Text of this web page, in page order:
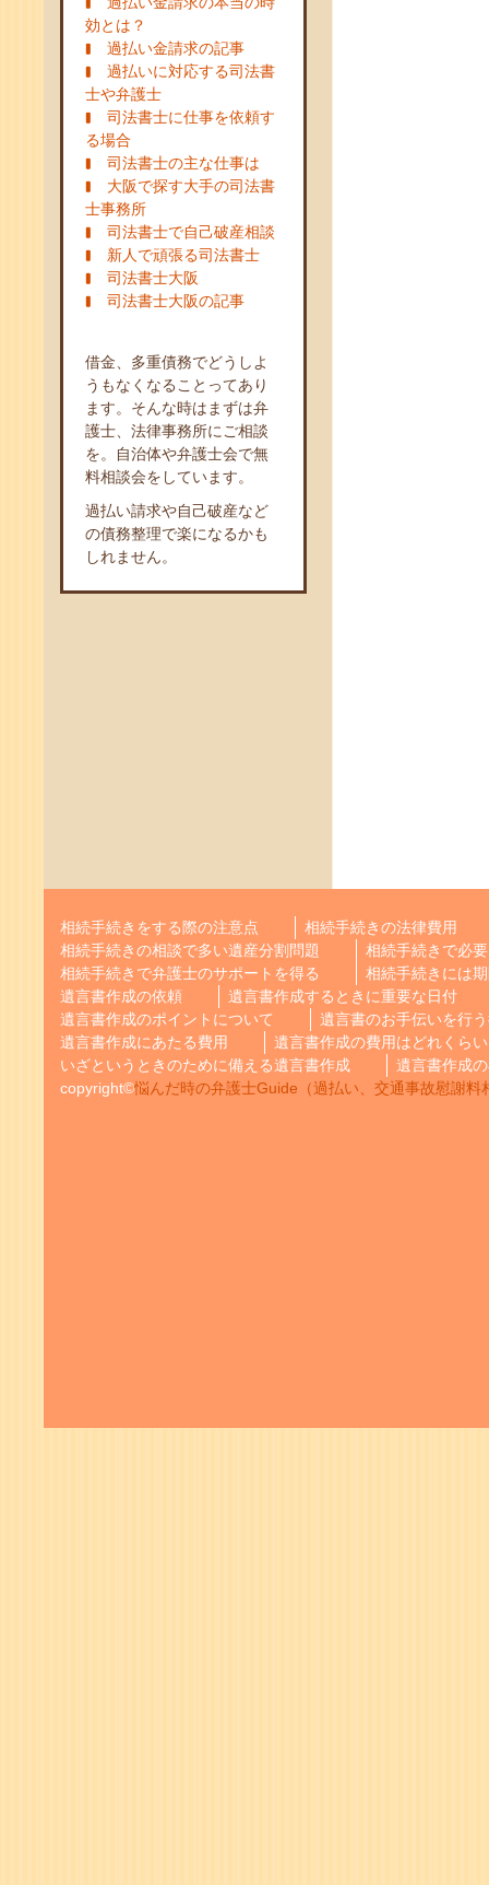
効とは？
過払い金請求の記事
過払いに対応する司法書
士や弁護士
司法書士に仕事を依頼す
る場合
司法書士の主な仕事は
大阪で探す大手の司法書
士事務所
司法書士で自己破産相談
新人で頑張る司法書士
司法書士大阪
司法書士大阪の記事
借金、多重債務でどうしよ
うもなくなることってあり
ます。そんな時はまずは弁
護士、法律事務所にご相談
を。自治体や弁護士会で無
料相談会をしています。
過払い請求や自己破産など
の債務整理で楽になるかも
しれません。
相続手続きをする際の注意点
相続手続きの法律費用
相続手続きの相談で多い遺産分割問題
相続手続きで必
相続手続きで弁護士のサポートを得る
相続手続きには
遺言書作成の依頼
遺言書作成するときに重要な日付
遺言書作成のポイントについて
遺言書のお手伝いを行
遺言書作成にあたる費用
遺言書作成の費用はどれくら
いざというときのために備える遺言書作成
遺言書作成
copyright©悩んだ時の弁護士Guide（過払い、交通事故慰謝料